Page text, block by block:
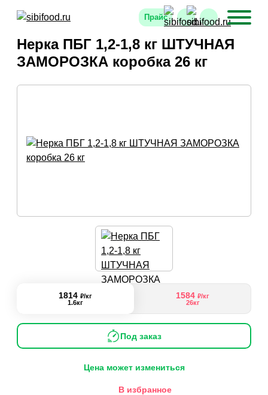
Прайс
Нерка ПБГ 1,2-1,8 кг ШТУЧНАЯ
ЗАМОРОЗКА коробка 26 кг
1814 ₽/кг
1.6кг
1584 ₽/кг
26кг
Под заказ
Цена может измениться
В избранное